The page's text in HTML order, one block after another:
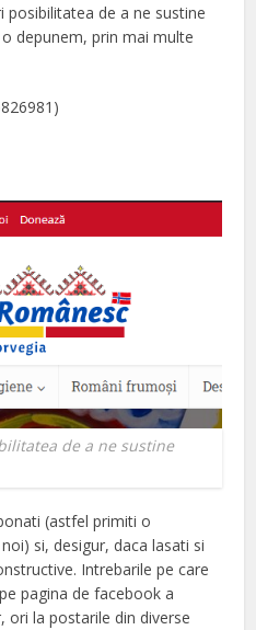
posibilitatea de a ne sustine
depunem, prin mai multe
de a ne sustine
(astfel primiti o
si, desigur, daca lasati si
Intrebarile pe care
pagina de facebook a
ori la postarile din diverse